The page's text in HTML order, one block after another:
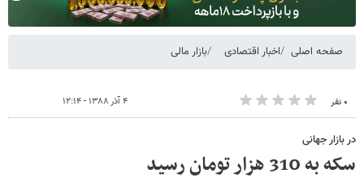
صفحه اصلی اخبار اقتصادی بازار مالی
۰ نفر ۴ آذر ۱۳۸۸ - ۱۲:۱۴
در بازار جهانی
سکه به 310 هزار تومان رسید